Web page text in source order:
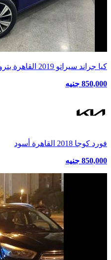
كيا جراند سيراتو 2019 القاهرة بترولي
850,000 جنيه
فورد كوجا 2018 القاهرة أسود
850,000 جنيه